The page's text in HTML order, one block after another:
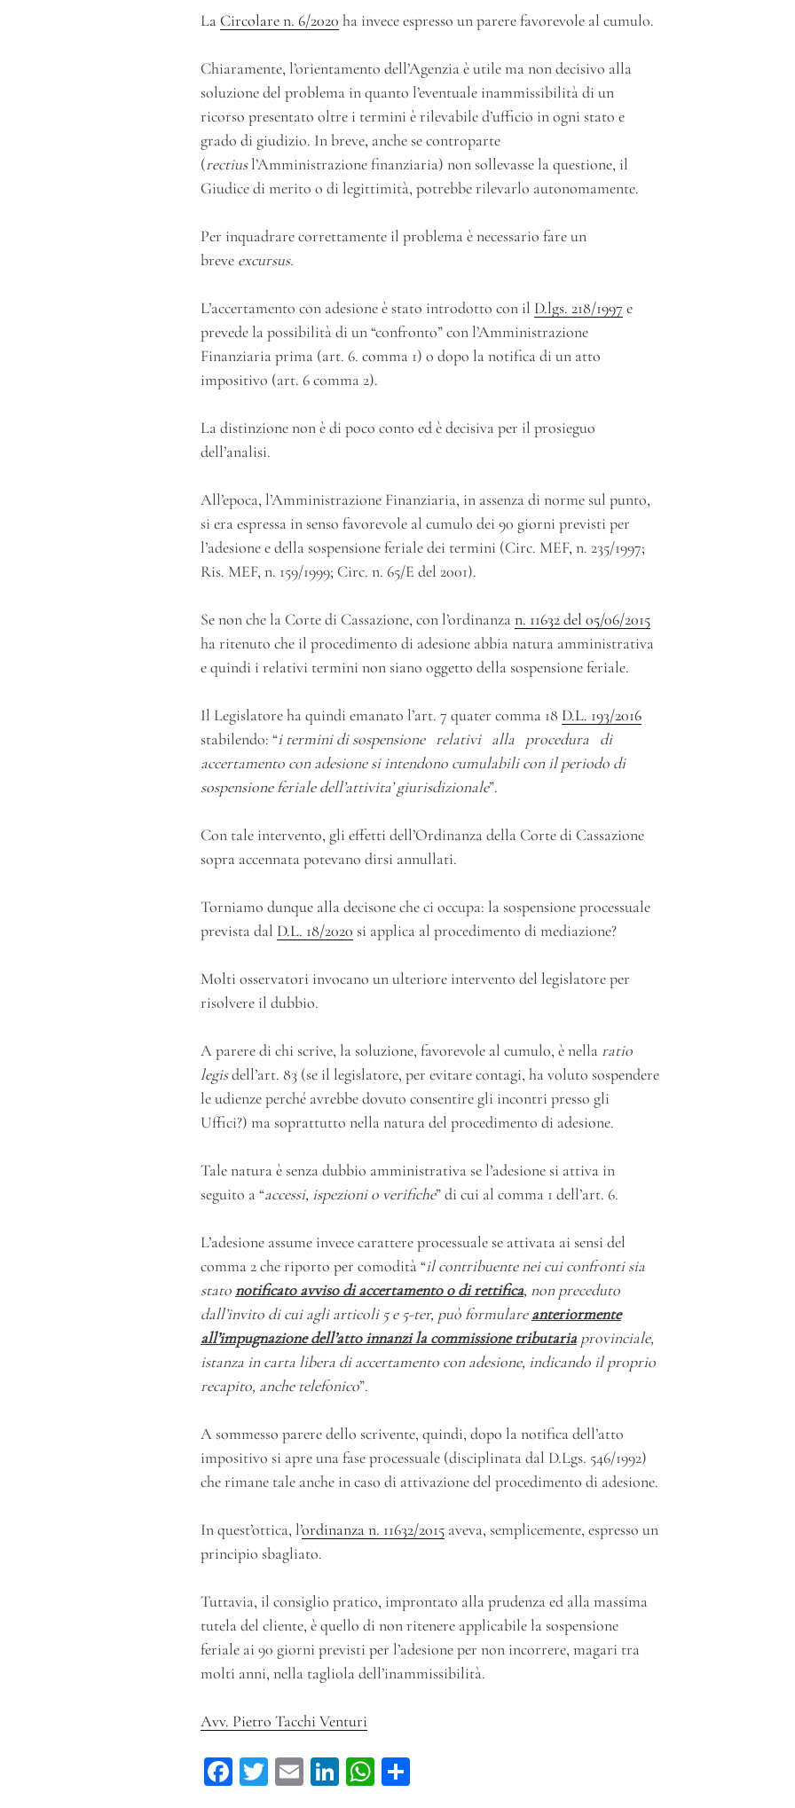
La Circolare n. 6/2020 ha invece espresso un parere favorevole al cumulo.
Chiaramente, l’orientamento dell’Agenzia è utile ma non decisivo alla
soluzione del problema in quanto l’eventuale inammissibilità di un
ricorso presentato oltre i termini è rilevabile d’ufficio in ogni stato e
grado di giudizio. In breve, anche se controparte
(rectiusl’Amministrazione finanziaria) non sollevasse la questione, il
Giudice di merito o di legittimità, potrebbe rilevarlo autonomamente.
Per inquadrare correttamente il problema è necessario fare un
breve excursus.
L’accertamento con adesione è stato introdotto con il D.lgs. 218/1997 e
prevede la possibilità di un “confronto” con l’Amministrazione
Finanziaria prima (art. 6. comma 1) o dopo la notifica di un atto
impositivo (art. 6 comma 2).
La distinzione non è di poco conto ed è decisiva per il prosieguo
dell’analisi.
All’epoca, l’Amministrazione Finanziaria, in assenza di norme sul punto,
si era espressa in senso favorevole al cumulo dei 90 giorni previsti per
l’adesione e della sospensione feriale dei termini (Circ. MEF, n. 235/1997;
Ris. MEF, n. 159/1999; Circ. n. 65/E del 2001).
Se non che la Corte di Cassazione, con l’ordinanzan. 11632 del 05/06/2015
ha ritenuto che il procedimento di adesione abbia natura amministrativa
e quindi i relativi termini non siano oggetto della sospensione feriale.
Il Legislatore ha quindi emanato l’art. 7 quater comma 18 D.L. 193/2016
stabilendo: “i termini di sospensione relativi alla procedura di
accertamento con adesione si intendono cumulabili con il periodo di
sospensione feriale dell’attivita’ giurisdizionale”.
Con tale intervento, gli effetti dell’Ordinanza della Corte di Cassazione
sopra accennata potevano dirsi annullati.
Torniamo dunque alla decisone che ci occupa: la sospensione processuale
prevista dal D.L. 18/2020 si applica al procedimento di mediazione?
Molti osservatori invocano un ulteriore intervento del legislatore per
risolvere il dubbio.
A parere di chi scrive, la soluzione, favorevole al cumulo, è nella ratio
legisdell’art. 83 (se il legislatore, per evitare contagi, ha voluto sospendere
le udienze perché avrebbe dovuto consentire gli incontri presso gli
Uffici?) ma soprattutto nella natura del procedimento di adesione.
Tale natura è senza dubbio amministrativa se l’adesione si attiva in
seguito a “accessi, ispezioni o verifiche” di cui al comma 1 dell’art. 6.
L’adesione assume invece carattere processuale se attivata ai sensi del
comma 2 che riporto per comodità “il contribuente nei cui confronti sia
statonotificato avviso di accertamento o di rettifica, non preceduto
dall’invito di cui agli articoli 5 e 5-ter, può formulareanteriormente
all’impugnazione dell’atto innanzi la commissione tributariaprovinciale,
istanza in carta libera di accertamento con adesione, indicando il proprio
recapito, anche telefonico”.
A sommesso parere dello scrivente, quindi, dopo la notifica dell’atto
impositivo si apre una fase processuale (disciplinata dal D.Lgs. 546/1992)
che rimane tale anche in caso di attivazione del procedimento di adesione.
In quest’ottica, l’ordinanza n. 11632/2015 aveva, semplicemente, espresso un
principio sbagliato.
Tuttavia, il consiglio pratico, improntato alla prudenza ed alla massima
tutela del cliente, è quello di non ritenere applicabile la sospensione
feriale ai 90 giorni previsti per l’adesione per non incorrere, magari tra
molti anni, nella tagliola dell’inammissibilità.
Avv. Pietro Tacchi Venturi
Fa T
E
Li W